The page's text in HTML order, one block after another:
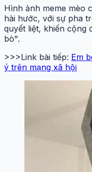
Hình ảnh meme mèo
hài hước, với sự pha
quyết liệt, khiến cộng
bò".
>>>Link bài tiếp: Em
ý trên mạng xã hội